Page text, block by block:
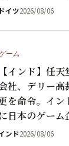
ドイツ2026/08/06
ーム
【インド】任
社、デリー高
を命令。イ
に日本のゲーム
ンド2026/08/06